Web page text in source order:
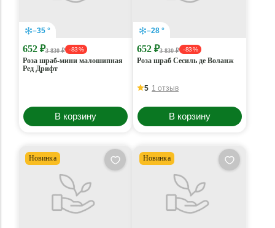
–35 °
652 ₽3 830 ₽ - 83 %
Роза шраб-мини малошипная
Ред Дрифт
В корзину
–28 °
652 ₽3 830 ₽ - 83 %
Роза шраб Сесиль де Воланж
5 1 отзыв
В корзину
Новинка Новинка